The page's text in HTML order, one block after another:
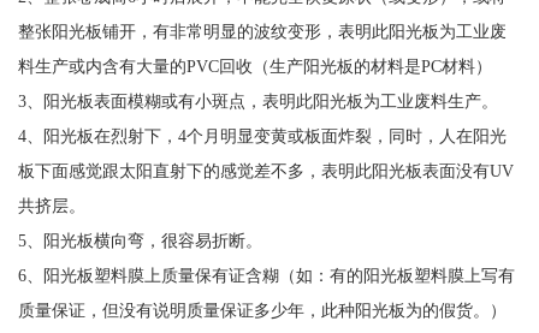
整张阳光板铺开，有非常明显的波纹变形，表明此阳光板为工业废
料生产或内含有大量的PVC回收（生产阳光板的材料是PC材料）
3、阳光板表面模糊或有小斑点，表明此阳光板为工业废料生产。
4、阳光板在烈射下，4个月明显变黄或板面炸裂，同时，人在阳光
板下面感觉跟太阳直射下的感觉差不多，表明此阳光板表面没有UV
共挤层。
5、阳光板横向弯，很容易折断。
6、阳光板塑料膜上质量保有证含糊（如：有的阳光板塑料膜上写有
质量保证，但没有说明质量保证多少年，此种阳光板为的假货。）